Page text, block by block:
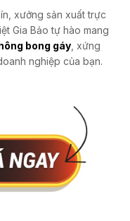
xưởng sản xuất trực
Gia Bảo tự hào mang
bong gáy , xứng
nghiệp của bạn.